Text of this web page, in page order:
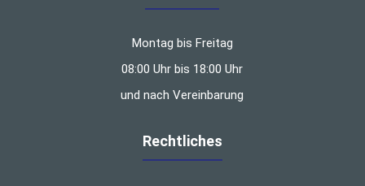
Montag bis Freitag
08:00 Uhr bis 18:00 Uhr
und nach Vereinbarung
Rechtliches